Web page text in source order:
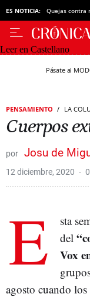
ES NOTICIA: Quejas contra
Leer en Castellano
Pásate al
PENSAMIENTO LA
Cuerpos
Josu de
12 diciembre, 2020
E
sta
del
Vox
agosto cuando